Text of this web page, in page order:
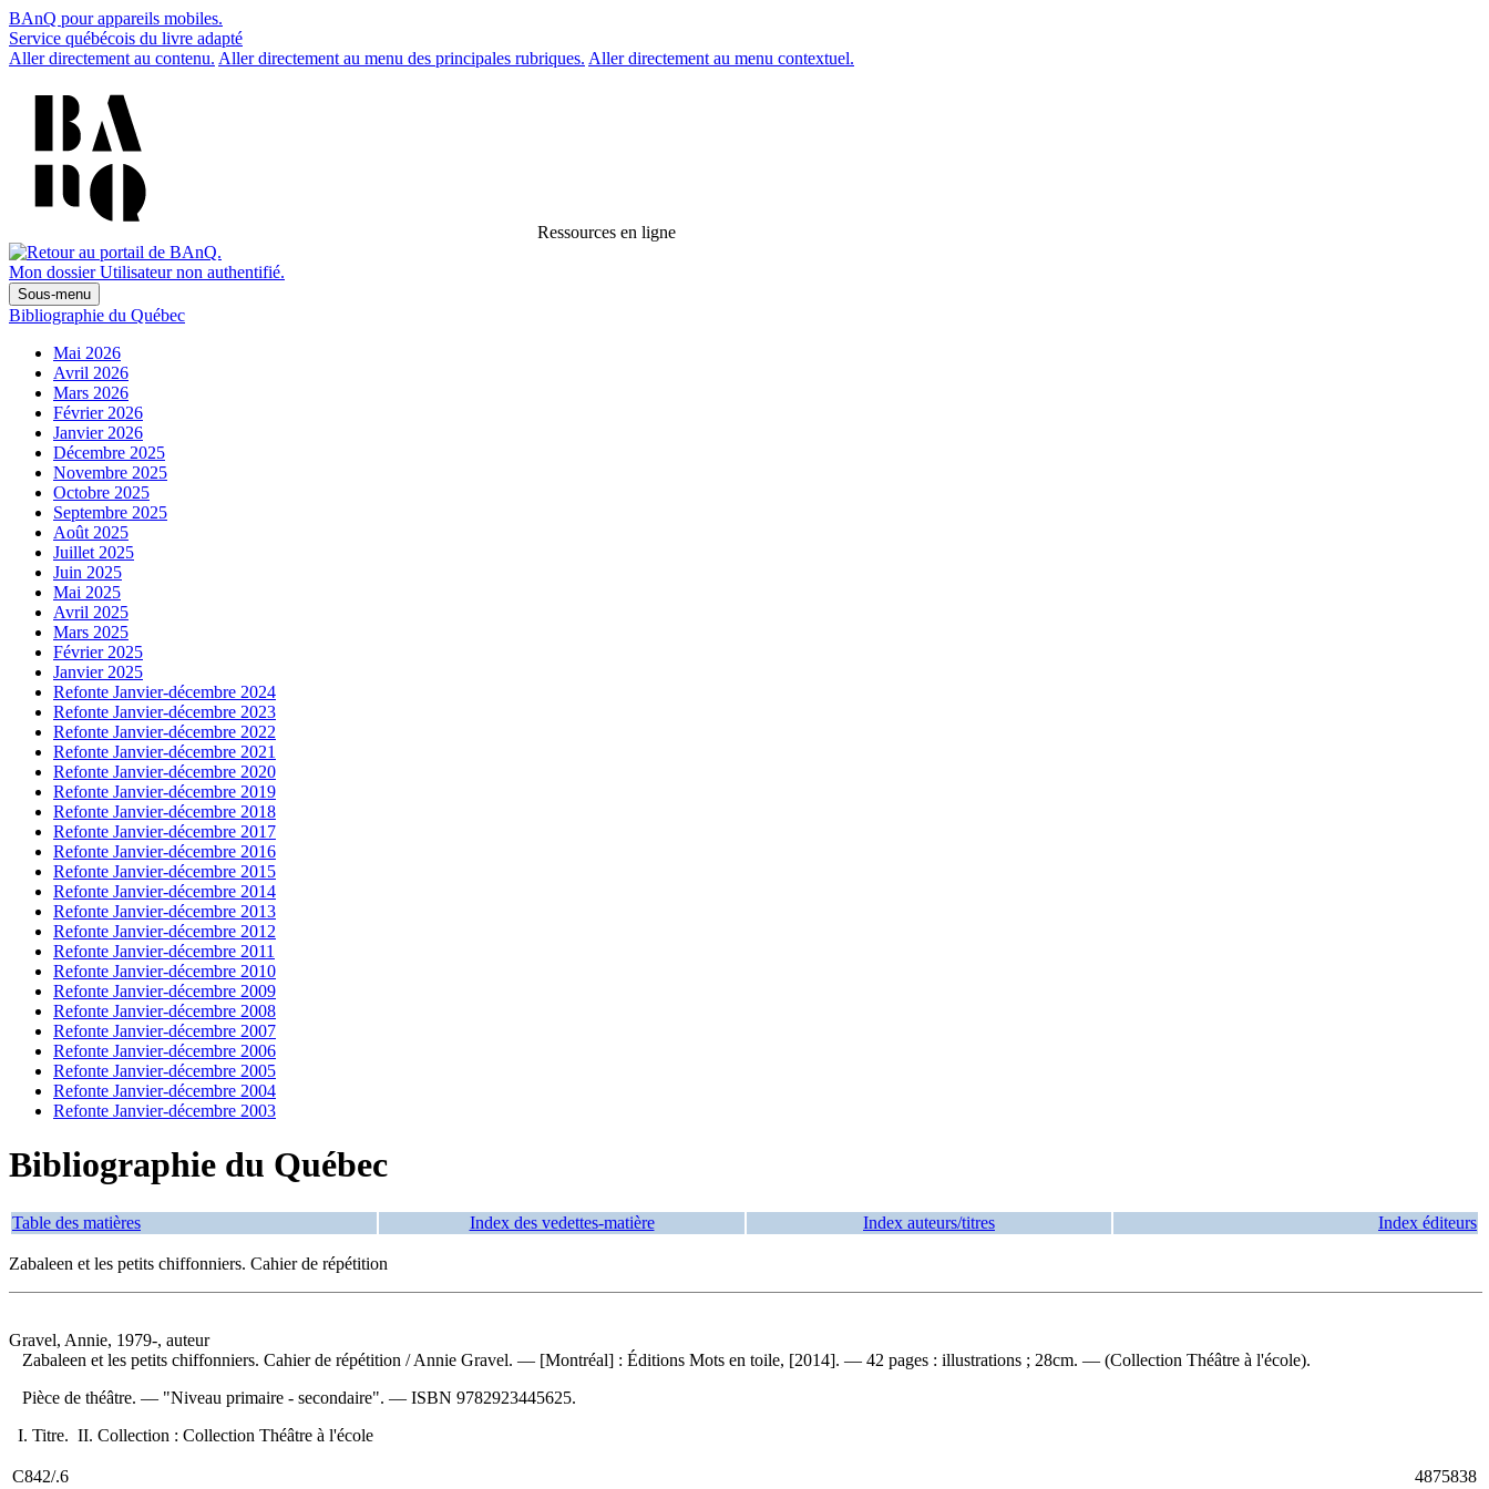
BAnQ pour appareils mobiles.
Service québécois du livre adapté
Aller directement au contenu. Aller directement au menu des principales rubriques. Aller directement au menu contextuel.
Ressources en ligne
Mon dossier Utilisateur non authentifié.
Sous-menu
Bibliographie du Québec
Mai 2026
Avril 2026
Mars 2026
Février 2026
Janvier 2026
Décembre 2025
Novembre 2025
Octobre 2025
Septembre 2025
Août 2025
Juillet 2025
Juin 2025
Mai 2025
Avril 2025
Mars 2025
Février 2025
Janvier 2025
Refonte Janvier-décembre 2024
Refonte Janvier-décembre 2023
Refonte Janvier-décembre 2022
Refonte Janvier-décembre 2021
Refonte Janvier-décembre 2020
Refonte Janvier-décembre 2019
Refonte Janvier-décembre 2018
Refonte Janvier-décembre 2017
Refonte Janvier-décembre 2016
Refonte Janvier-décembre 2015
Refonte Janvier-décembre 2014
Refonte Janvier-décembre 2013
Refonte Janvier-décembre 2012
Refonte Janvier-décembre 2011
Refonte Janvier-décembre 2010
Refonte Janvier-décembre 2009
Refonte Janvier-décembre 2008
Refonte Janvier-décembre 2007
Refonte Janvier-décembre 2006
Refonte Janvier-décembre 2005
Refonte Janvier-décembre 2004
Refonte Janvier-décembre 2003
Bibliographie du Québec
Table des matières Index des vedettes-matière Index auteurs/titres Index éditeurs
Zabaleen et les petits chiffonniers. Cahier de répétition
Gravel, Annie, 1979-, auteur
Zabaleen et les petits chiffonniers. Cahier de répétition / Annie Gravel. — [Montréal] : Éditions Mots en toile, [2014]. — 42 pages : illustrations ; 28cm. — (Collection Théâtre à l'école).
Pièce de théâtre. — "Niveau primaire - secondaire". — ISBN 9782923445625.
I. Titre. II. Collection : Collection Théâtre à l'école
C842/.6 4875838